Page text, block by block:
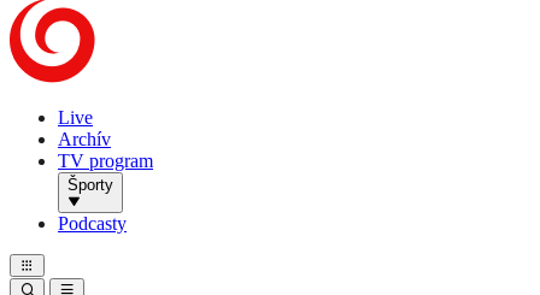
Live
Archív
TV program
Športy
Podcasty